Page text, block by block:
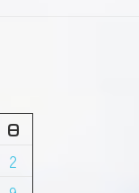
日
2